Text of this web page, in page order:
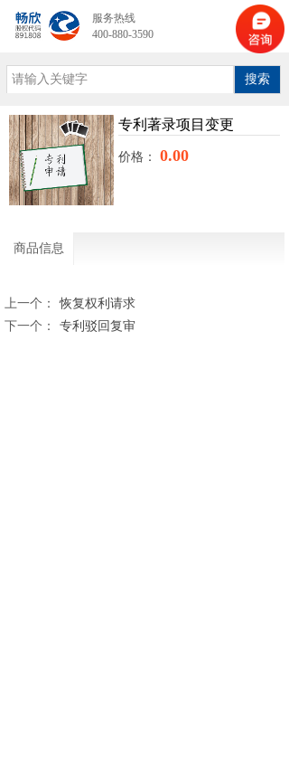
搜索
专利著录项目变更
价格： 0.00
商品信息
上一个：
恢复权利请求
下一个：
专利驳回复审
服务热线
400-880-3590